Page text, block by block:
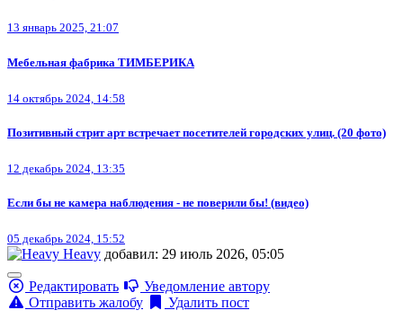
13 январь 2025, 21:07
Мебельная фабрика ТИМБЕРИКА
14 октябрь 2024, 14:58
Позитивный стрит арт встречает посетителей городских улиц. (20 фото)
12 декабрь 2024, 13:35
Если бы не камера наблюдения - не поверили бы! (видео)
05 декабрь 2024, 15:52
Heavy добавил: 29 июль 2026, 05:05
Редактировать
Уведомление автору
Отправить жалобу
Удалить пост